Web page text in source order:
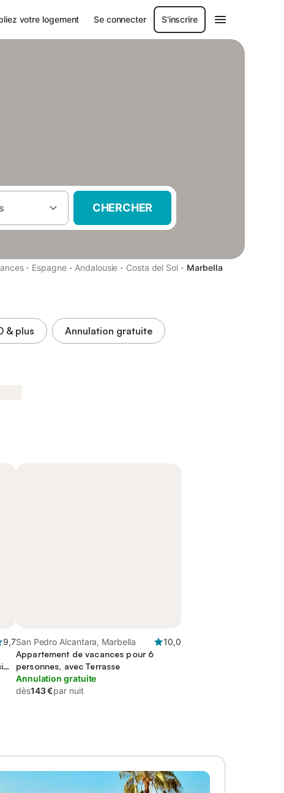
votre logement Se connecter S'inscrire
CHERCHER
· Espagne · Andalousie · Costa del Sol · Marbella
& plus Annulation gratuite
9,7San Pedro Alcantara, Marbella
10,0
Appartement de vacances pour 6
personnes, avec Terrasse
Annulation gratuite
dès143 €par nuit